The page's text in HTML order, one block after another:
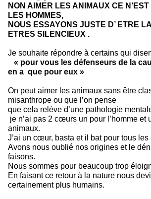
NON AIMER LES ANIMAUX CE
LES HOMMES,
NOUS ESSAYONS JUSTE D’ ETRE
ETRES SILENCIEUX .
Je souhaite répondre à certains qui
« pour vous les défenseurs de la
en a que pour eux »
On peut aimer les animaux sans être
misanthrope ou que l’on pense
que cela relève d’une pathologie
je n’ai pas 2 cœurs un pour l’homme et
animaux.
J’ai un cœur, basta et il bat pour tous les
Avons nous oublié nos origines et le
faisons.
Nous sommes pour beaucoup trop
En faisant ce retour à la nature nous
certainement plus humains.